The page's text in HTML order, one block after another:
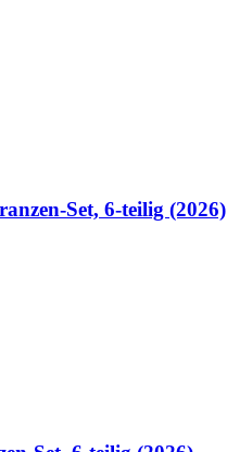
Set, 6-teilig (2026)